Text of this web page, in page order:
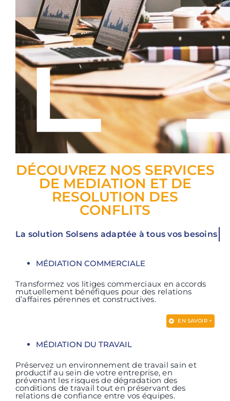
DÉCOUVREZ NOS SERVICES
DE MEDIATION ET DE
RESOLUTION DES
CONFLITS
MÉDIATION COMMERCIALE
Transformez vos litiges commerciaux en accords
mutuellement bénéfiques pour des relations
d’affaires pérennes et constructives.
EN SAVOIR +
MÉDIATION DU TRAVAIL
Préservez un environnement de travail sain et
productif au sein de votre entreprise, en
prévenant les risques de dégradation des
conditions de travail tout en préservant des
relations de confiance entre vos équipes.